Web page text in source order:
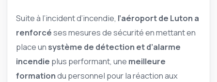
Suite à l’incident d’incendie, l’aéroport de Luton a
renforcéses mesures de sécurité en mettant en
place un système de détection et d’alarme
incendie plus performant, une meilleure
formationdu personnel pour la réaction aux